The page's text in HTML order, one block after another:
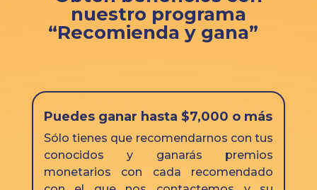
nuestro programa
“Recomienda y gana”
Puedes ganar hasta $7,000 o más
Sólo tienes que recomendarnos con tus
conocidos y ganarás premios
monetarios con cada recomendado